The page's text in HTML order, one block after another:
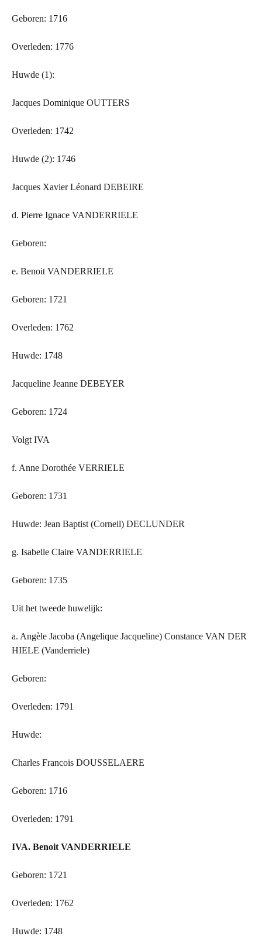
Geboren: 1716
Overleden: 1776
Huwde (1):
Jacques Dominique OUTTERS
Overleden: 1742
Huwde (2): 1746
Jacques Xavier Léonard DEBEIRE
d. Pierre Ignace VANDERRIELE
Geboren:
e. Benoit VANDERRIELE
Geboren: 1721
Overleden: 1762
Huwde: 1748
Jacqueline Jeanne DEBEYER
Geboren: 1724
Volgt IVA
f. Anne Dorothée VERRIELE
Geboren: 1731
Huwde: Jean Baptist (Corneil) DECLUNDER
g. Isabelle Claire VANDERRIELE
Geboren: 1735
Uit het tweede huwelijk:
a. Angèle Jacoba (Angelique Jacqueline) Constance VAN DER
HIELE (Vanderriele)
Geboren:
Overleden: 1791
Huwde:
Charles Francois DOUSSELAERE
Geboren: 1716
Overleden: 1791
IVA. Benoit VANDERRIELE
Geboren: 1721
Overleden: 1762
Huwde: 1748